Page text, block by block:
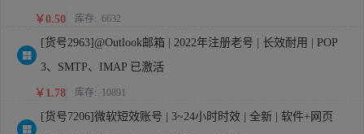
￥0.50 库存: 6632
[货号2963]@Outlook邮箱 | 2022年注册老号 | 长效耐用 | POP
3、SMTP、IMAP 已激活
￥1.78 库存: 10891
[货号7206]微软短效账号 | 3~24小时时效 | 全新 | 软件+网页